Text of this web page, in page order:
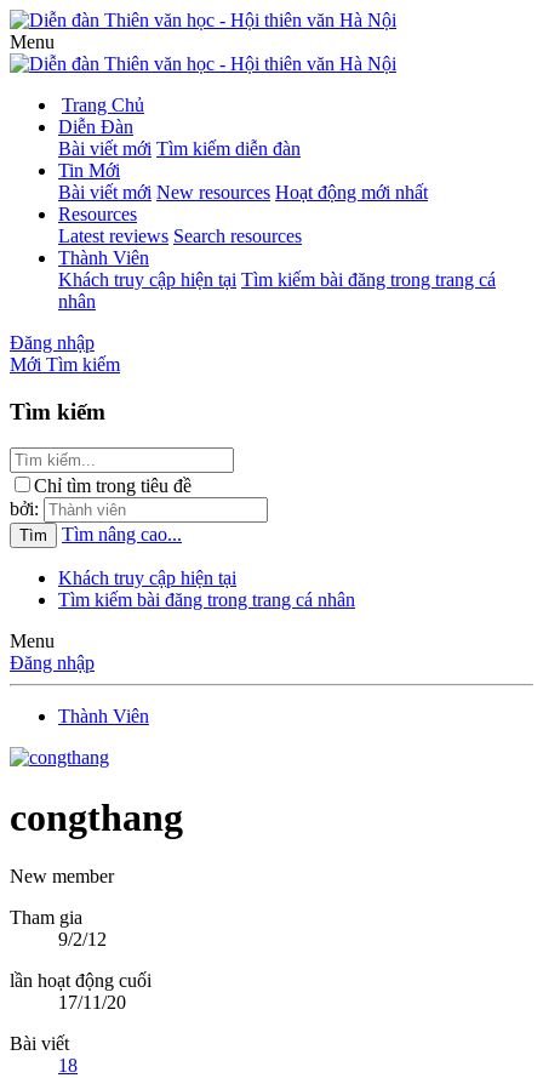
Menu
Trang Chủ
Diễn Đàn
Bài viết mới Tìm kiếm diễn đàn
Tin Mới
Bài viết mới New resources Hoạt động mới nhất
Resources
Latest reviews Search resources
Thành Viên
Khách truy cập hiện tại Tìm kiếm bài đăng trong trang cá
nhân
Đăng nhập
Mới Tìm kiếm
Tìm kiếm
Chỉ tìm trong tiêu đề
bởi:
Tìm Tìm nâng cao...
Khách truy cập hiện tại
Tìm kiếm bài đăng trong trang cá nhân
Menu
Đăng nhập
Thành Viên
congthang
New member
Tham gia
9/2/12
lần hoạt động cuối
17/11/20
Bài viết
18